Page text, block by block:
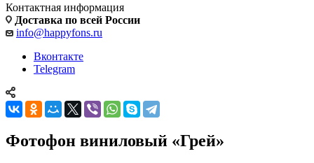
Контактная информация
Доставка по всей России
info@happyfons.ru
Вконтакте
Telegram
Фотофон виниловый «Грей»